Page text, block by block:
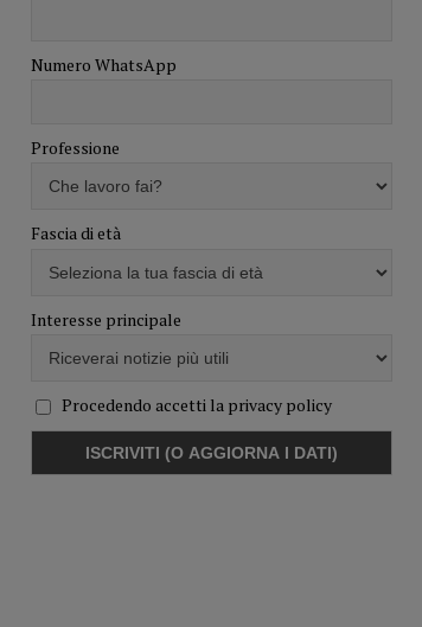
Numero WhatsApp
Professione
Fascia di età
Interesse principale
Procedendo accetti la privacy policy